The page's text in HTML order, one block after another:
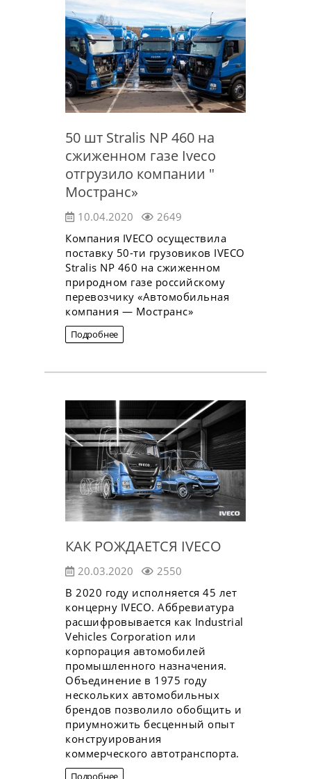
50 шт Stralis NP 460 на
сжиженном газе Iveco
отгрузило компании "
Мостранс»
10.04.2020
2649
Компания IVECO осуществила
поставку 50-ти грузовиков IVECO
Stralis NP 460 на сжиженном
природном газе российскому
перевозчику «Автомобильная
компания — Мостранс»
Подробнее
КАК РОЖДАЕТСЯ IVECO
20.03.2020
2550
В 2020 году исполняется 45 лет
концерну IVECO. Аббревиатура
расшифровывается как Industrial
Vehicles Corporation или
корпорация автомобилей
промышленного назначения.
Объединение в 1975 году
нескольких автомобильных
брендов позволило обобщить и
приумножить бесценный опыт
конструирования
коммерческого автотранспорта.
Подробнее